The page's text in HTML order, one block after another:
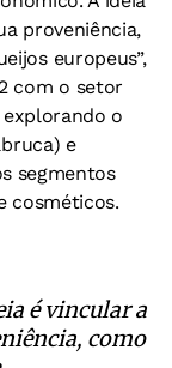
proveniência,
europeus”,
com o setor
o
e
segmentos
cosméticos.
é vincular a
como